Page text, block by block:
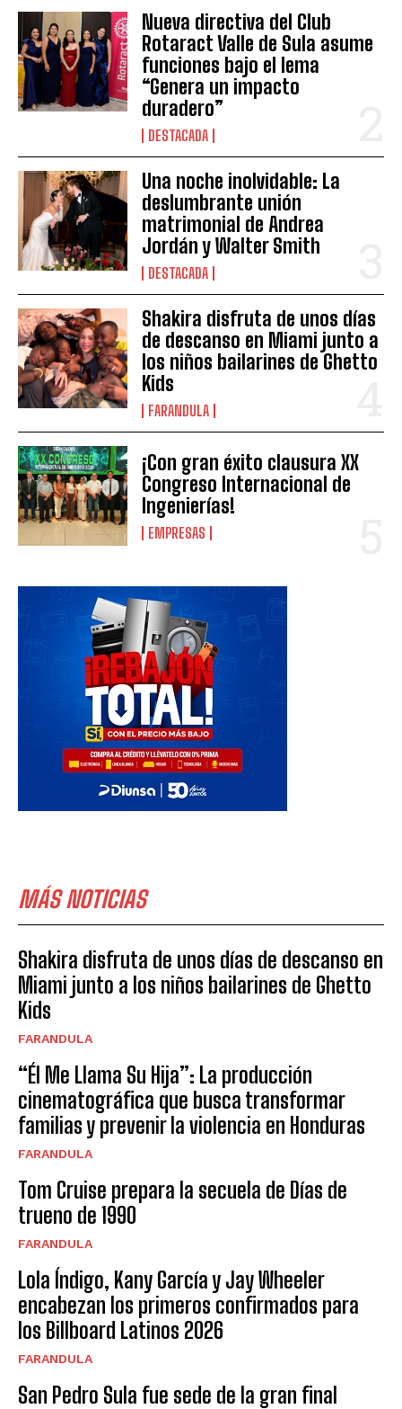
Nueva directiva del Club
Rotaract Valle de Sula asume
funciones bajo el lema
“Genera un impacto
duradero”
DESTACADA
Una noche inolvidable: La
deslumbrante unión
matrimonial de Andrea
Jordán y Walter Smith
DESTACADA
Shakira disfruta de unos días
de descanso en Miami junto a
los niños bailarines de Ghetto
Kids
FARANDULA
¡Con gran éxito clausura XX
Congreso Internacional de
Ingenierías!
EMPRESAS
MÁS NOTICIAS
Shakira disfruta de unos días de descanso en
Miami junto a los niños bailarines de Ghetto
Kids
FARANDULA
“Él Me Llama Su Hija”: La producción
cinematográfica que busca transformar
familias y prevenir la violencia en Honduras
FARANDULA
Tom Cruise prepara la secuela de Días de
trueno de 1990
FARANDULA
Lola Índigo, Kany García y Jay Wheeler
encabezan los primeros confirmados para
los Billboard Latinos 2026
FARANDULA
San Pedro Sula fue sede de la gran final